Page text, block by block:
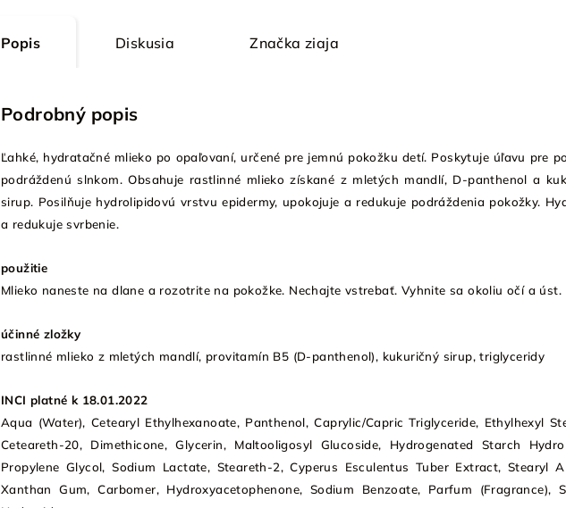
Popis Diskusia Značka ziaja
Podrobný popis
Ľahké, hydratačné mlieko po opaľovaní, určené pre jemnú pokožku detí. Poskytuje úľavu pre
podráždenú slnkom. Obsahuje rastlinné mlieko získané z mletých mandlí, D-panthenol a
sirup. Posilňuje hydrolipidovú vrstvu epidermy, upokojuje a redukuje podráždenia pokožky.
a redukuje svrbenie.
použitie
Mlieko naneste na dlane a rozotrite na pokožke. Nechajte vstrebať. Vyhnite sa okoliu očí a úst.
účinné zložky
rastlinné mlieko z mletých mandlí, provitamín B5 (D-panthenol), kukuričný sirup, triglyceridy
INCI platné k 18.01.2022
Aqua (Water), Cetearyl Ethylhexanoate, Panthenol, Caprylic/Capric Triglyceride, Ethylhexyl
Ceteareth-20, Dimethicone, Glycerin, Maltooligosyl Glucoside, Hydrogenated Starch
Propylene Glycol, Sodium Lactate, Steareth-2, Cyperus Esculentus Tuber Extract, Stearyl
Xanthan Gum, Carbomer, Hydroxyacetophenone, Sodium Benzoate, Parfum (Fragrance),